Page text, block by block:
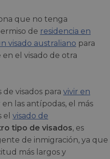
que no tenga
de residencia en
visado australiano para
el visado de otra
visados para vivir en
las antípodas, el más
visado de
tipo de visados, es
de inmigración, ya que
más largos y